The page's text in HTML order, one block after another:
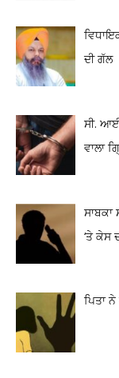
ਦੀ ਗੱਲ
ਸੀ.
ਵਾਲਾ
ਸਾਬਕਾ
‘ਤੇ ਕੇਸ
ਪਿਤਾ